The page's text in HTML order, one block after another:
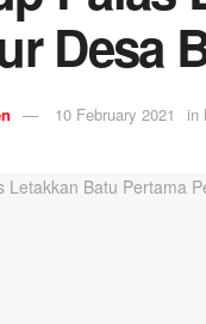
Desa
10 February 2021 in